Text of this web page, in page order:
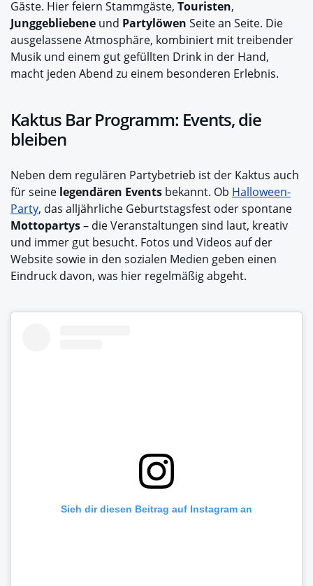
Gäste. Hier feiern Stammgäste, Touristen,
Junggebliebene und Partylöwen Seite an Seite. Die
ausgelassene Atmosphäre, kombiniert mit treibender
Musik und einem gut gefüllten Drink in der Hand,
macht jeden Abend zu einem besonderen Erlebnis.
Kaktus Bar Programm: Events, die
bleiben
Neben dem regulären Partybetrieb ist der Kaktus auch
für seine legendären Events bekannt. Ob Halloween-
Party, das alljährliche Geburtstagsfest oder spontane
Mottopartys– die Veranstaltungen sind laut, kreativ
und immer gut besucht. Fotos und Videos auf der
Website sowie in den sozialen Medien geben einen
Eindruck davon, was hier regelmäßig abgeht.
Sieh dir diesen Beitrag auf Instagram an